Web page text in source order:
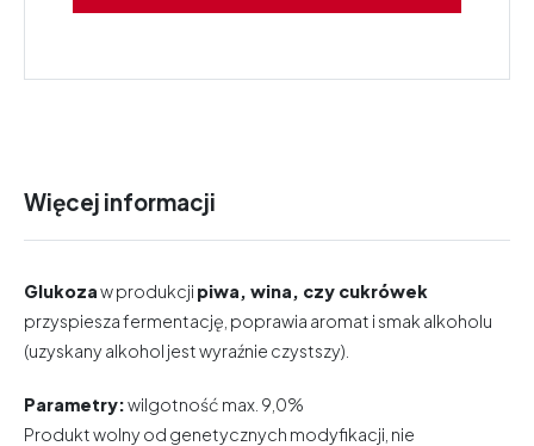
Więcej informacji
Glukozaw produkcji piwa, wina, czy cukrówek
przyspiesza fermentację, poprawia aromat i smak alkoholu
(uzyskany alkohol jest wyraźnie czystszy).
Parametry:wilgotność max. 9,0%
Produkt wolny od genetycznych modyfikacji, nie